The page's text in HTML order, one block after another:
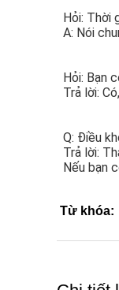
Hỏi: Thời
A: Nói
Hỏi: Bạn
Trả lời:
Q: Điều
Trả lời:
Nếu bạn
Từ khóa: